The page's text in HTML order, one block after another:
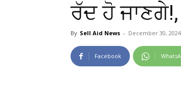
ਰੱਦ ਹੋ
By Sell Aid News - December 30, 2024
Facebook